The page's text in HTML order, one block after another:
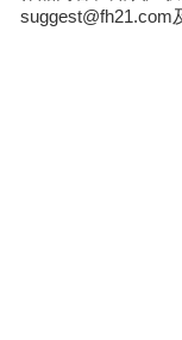
suggest@fh21.com